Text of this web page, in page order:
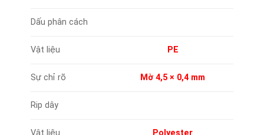
Dấu phân cách
Vật liệu PE
Sự chỉ rõ Mờ 4,5 × 0,4 mm
Rip dây
Vật liệu Polyester